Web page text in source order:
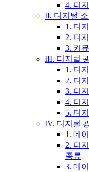
4. 디
II. 디지털
1. 디
2. 디
3. 커
III. 디지털
1. 디
2. 디
3. 디
4. 디
5. 디
IV. 디지털
1. 데
2. 디
종류
3. 데